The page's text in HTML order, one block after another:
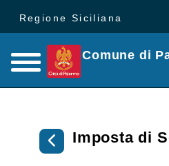
Regione Siciliana
Comune di
Imposta di